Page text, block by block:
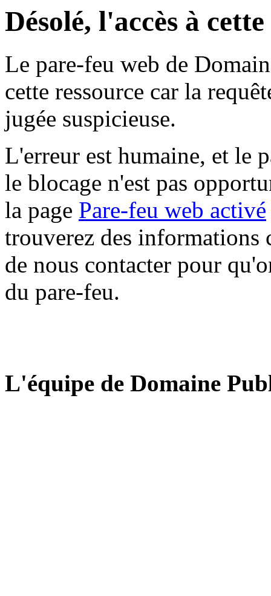
Désolé, l'accès à
Le pare-feu web de
cette ressource car la
jugée suspicieuse.
L'erreur est humaine, et le
le blocage n'est pas
la page Pare-feu web activé
trouverez des informations
de nous contacter pour
du pare-feu.
L'équipe de Domaine